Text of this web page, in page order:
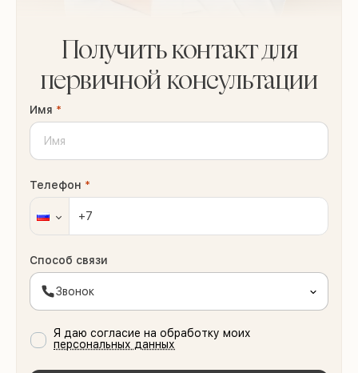
Получить контакт для
первичной консультации
Имя *
Телефон *
Способ связи
Звонок
Я даю согласие на обработку моих
персональных данных